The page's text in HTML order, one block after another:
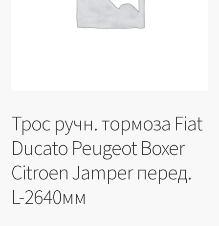
Трос ручн. тормоза Fiat
Ducato Peugeot Boxer
Citroen Jamper перед.
L-2640мм